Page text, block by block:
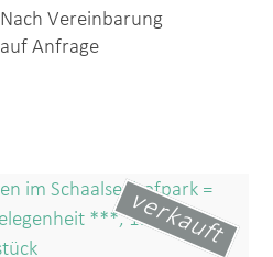
Nach Vereinbarung
auf Anfrage
verkauft